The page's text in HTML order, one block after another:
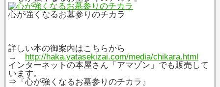
心が強くなるお墓参りのチカラ
詳しい本の御案内はこちらから
→ http://haka.yatasekizai.com/media/chikara.html
インターネットの本屋さん「アマゾン」でも販売して
います。
⇒『心が強くなるお墓参りのチカラ』